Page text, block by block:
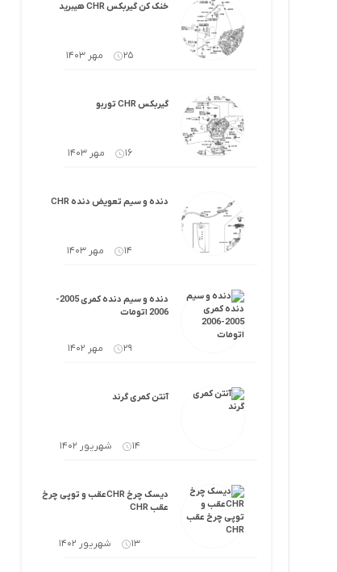
خنک کن گیربکس CHR هیبرید
25 مهر 1403
گیربکس CHR توربو
16 مهر 1403
دنده و سیم تعویض دنده CHR
14 مهر 1403
دنده و سیم دنده کمری 2005-
2006 اتومات
29 مهر 1402
آنتن کمری گرند
14 شهریور 1402
دیسک چرخ CHRعقب و توپی چرخ
عقب CHR
13 شهریور 1402